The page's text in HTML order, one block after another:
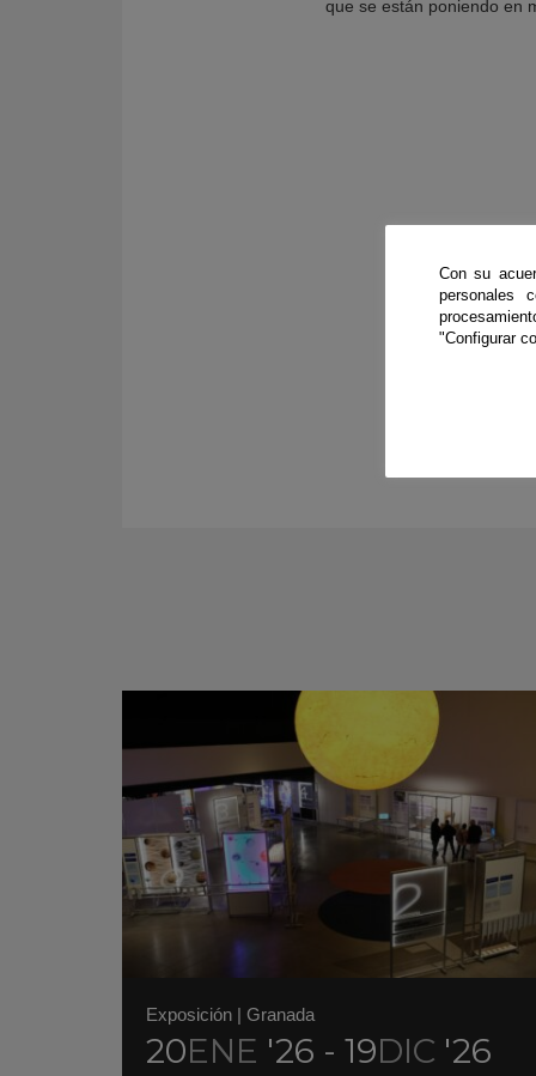
que se están poniendo en
Exposición | Granada
20ENE '26 - 19DIC '26
Con su
personales
"Configurar